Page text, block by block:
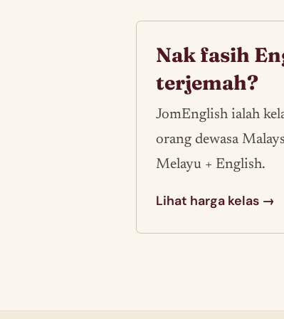
Nak fasih
terjemah?
JomEnglish ialah
orang dewasa
Melayu + English.
Lihat harga kelas →